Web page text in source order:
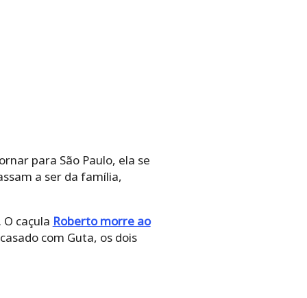
para São Paulo, ela se
a ser da família,
caçula Roberto morre ao
com Guta, os dois